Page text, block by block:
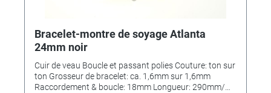
Bracelet-montre de soyage Atlanta
24mm noir
Cuir de veau Boucle et passant polies Couture: ton sur
ton Grosseur de bracelet: ca. 1,6mm sur 1,6mm
Raccordement & boucle: 18mm Longueur: 290mm/